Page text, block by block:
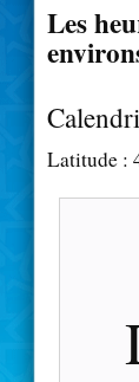
Les
Latitude :